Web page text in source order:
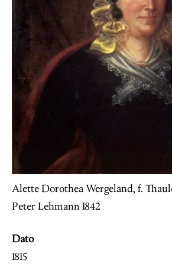
Alette Dorothea Wergeland, f.
Peter Lehmann 1842
Dato
1815